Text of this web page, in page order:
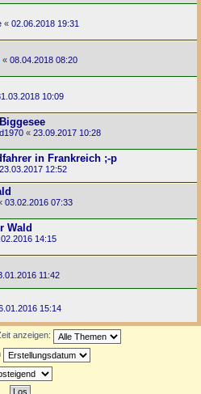
« 02.06.2018 19:31
« 08.04.2018 08:20
10:09
« 23.09.2017 10:28
in Frankreich ;-p
23.03.2017 12:52
03.02.2016 07:33
Wald
14:15
11:42
15:14
anzeigen: